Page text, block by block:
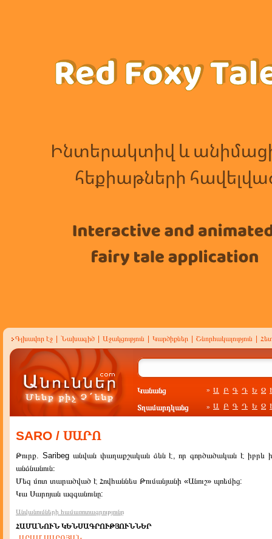
Գլխավոր էջ Նախագիծ Աջակցություն Կարծիքներ Շնորհակալություն
Կանանց » Ա Բ Գ Դ Ե Զ
Տղամարդկանց » Ա Բ Գ Դ Ե Զ
SARO / ՍԱՐՈ
Թուրք. Saribeg անվան փաղաքշական ձևն է, որ գործածական է իբրև
անձնանուն։
Մեզ մոտ տարածված է Հովհաննես Թումանյանի «Անուշ» պոեմից:
Կա Սարոյան ազգանունը:
Անվանումների համառոտագրությունը
ՀԱՄԱՆՈՒՆ ԿԵՆՍԱԳՐՈՒԹՅՈՒՆՆԵՐ